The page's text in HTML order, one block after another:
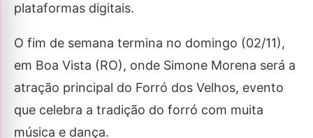
plataformas digitais.
O fim de semana termina no domingo (02/11),
em Boa Vista (RO), onde Simone Morena será a
atração principal do Forró dos Velhos, evento
que celebra a tradição do forró com muita
música e dança.